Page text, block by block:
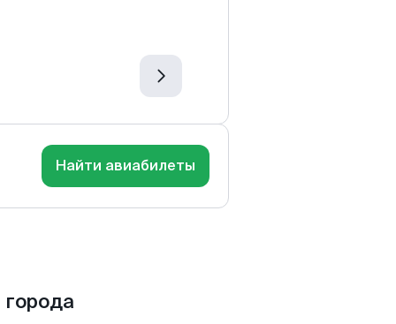
Найти авиабилеты